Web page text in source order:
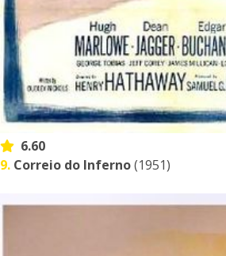
6.60
9. Correio do Inferno(1951)